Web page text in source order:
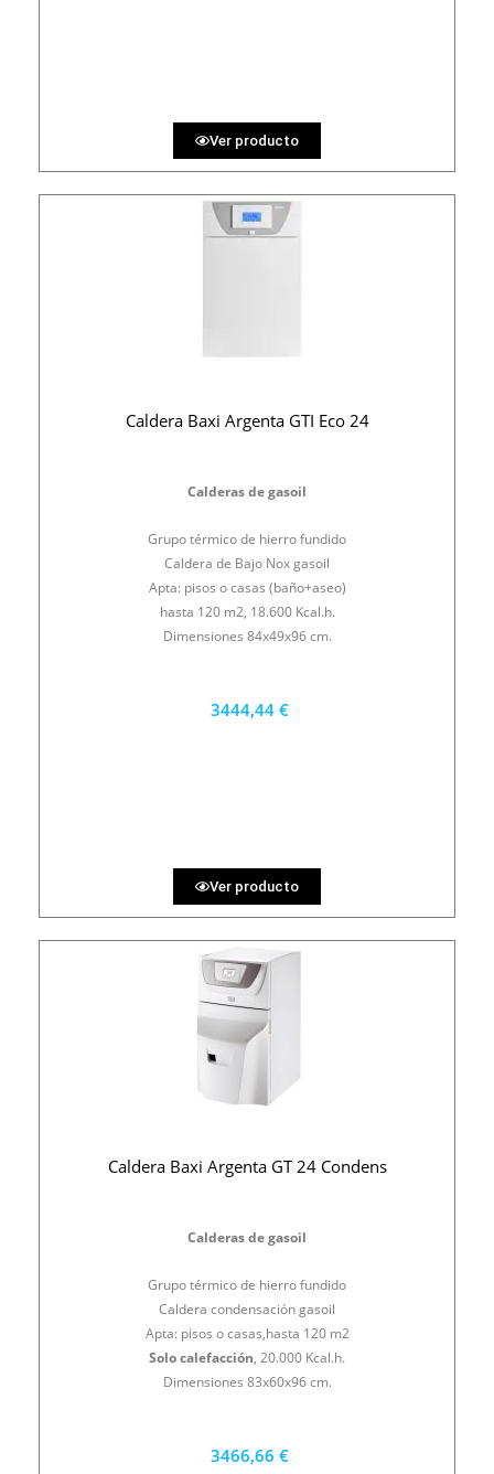
Ver producto
Caldera Baxi Argenta GTI Eco 24
Calderas de gasoil
Grupo térmico de hierro fundido
Caldera de Bajo Nox gasoil
Apta: pisos o casas (baño+aseo)
hasta 120 m2, 18.600 Kcal.h.
Dimensiones 84x49x96 cm.
3444,44 €
Ver producto
Caldera Baxi Argenta GT 24 Condens
Calderas de gasoil
Grupo térmico de hierro fundido
Caldera condensación gasoil
Apta: pisos o casas,hasta 120 m2
Solo calefacción, 20.000 Kcal.h.
Dimensiones 83x60x96 cm.
3466,66 €